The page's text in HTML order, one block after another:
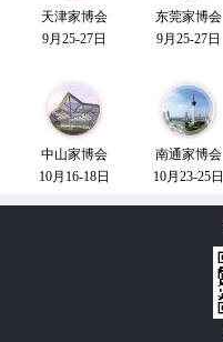
天津家博会
9月25-27日
东莞家博会
9月25-27日
中山家博会
10月16-18日
南通家博会
10月23-25日